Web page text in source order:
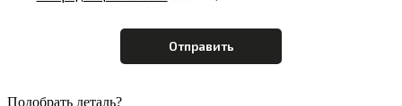
Подобрать деталь?